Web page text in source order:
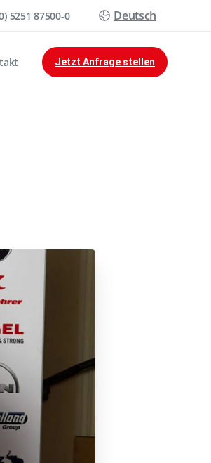
5251 87500-0 Deutsch
Jetzt Anfrage stellen